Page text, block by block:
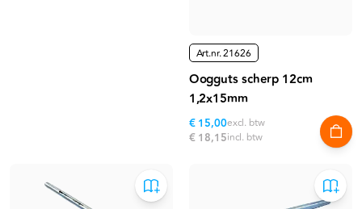
Art.nr.21626
Oogguts scherp 12cm
1,2x15mm
€ 15,00excl. btw
€ 18,15incl. btw